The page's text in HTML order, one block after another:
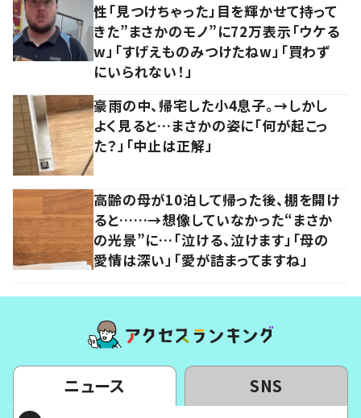
性「見つけちゃった」目を輝かせて持って
きた”まさかのモノ”に72万表示「ウケる
w」「すげえものみつけたねw」「買わず
にいられない！」
豪雨の中、帰宅した小4息子。→しかし
よく見ると…まさかの姿に「何が起こっ
た？」「中止は正解」
高齢の母が10泊して帰った後、棚を開け
ると……→想像していなかった“まさか
の光景”に…「泣ける、泣けます」「母の
愛情は深い」「愛が詰まってますね」
ニュース SNS